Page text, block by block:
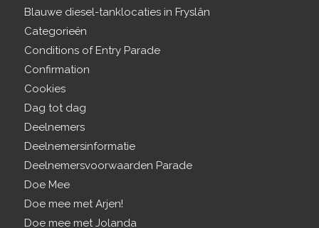
Blauwe diesel-tanklocaties in Fryslân
Categorieën
Conditions of Entry Parade
Confirmation
Cookies
Dag tot dag
Deelnemers
Deelnemersinformatie
Deelnemersvoorwaarden Parade
Doe Mee
Doe mee met Arjen!
Doe mee met Jolanda